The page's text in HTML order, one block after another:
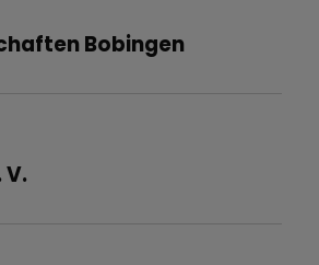
Bobingen